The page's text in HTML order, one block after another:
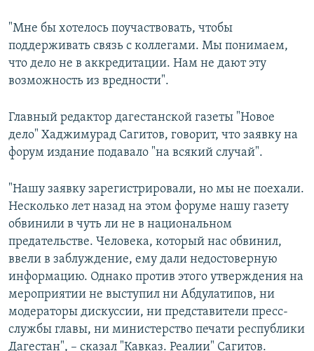
"Мне бы хотелось поучаствовать, чтобы
поддерживать связь с коллегами. Мы понимаем,
что дело не в аккредитации. Нам не дают эту
возможность из вредности".
Главный редактор дагестанской газеты "Новое
дело" Хаджимурад Сагитов, говорит, что заявку на
форум издание подавало "на всякий случай".
"Нашу заявку зарегистрировали, но мы не поехали.
Несколько лет назад на этом форуме нашу газету
обвинили в чуть ли не в национальном
предательстве. Человека, который нас обвинил,
ввели в заблуждение, ему дали недостоверную
информацию. Однако против этого утверждения на
мероприятии не выступил ни Абдулатипов, ни
модераторы дискуссии, ни представители пресс-
службы главы, ни министерство печати республики
Дагестан", – сказал "Кавказ. Реалии" Сагитов.